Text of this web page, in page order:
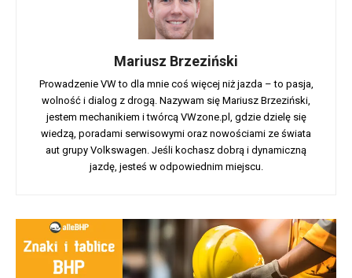
Mariusz Brzeziński
Prowadzenie VW to dla mnie coś więcej niż jazda – to pasja,
wolność i dialog z drogą. Nazywam się Mariusz Brzeziński,
jestem mechanikiem i twórcą VWzone.pl, gdzie dzielę się
wiedzą, poradami serwisowymi oraz nowościami ze świata
aut grupy Volkswagen. Jeśli kochasz dobrą i dynamiczną
jazdę, jesteś w odpowiednim miejscu.